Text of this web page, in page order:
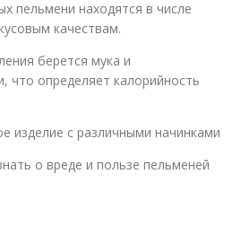
пельмени находятся в числе
качествам.
берется мука и
что определяет калорийность
изделие с различными начинками
о вреде и пользе пельменей